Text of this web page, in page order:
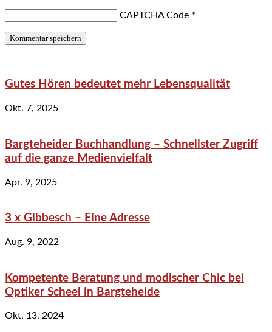
CAPTCHA Code *
Gutes Hören bedeutet mehr Lebensqualität
Okt. 7, 2025
Bargteheider Buchhandlung – Schnellster Zugriff
auf die ganze Medienvielfalt
Apr. 9, 2025
3 x Gibbesch – Eine Adresse
Aug. 9, 2022
Kompetente Beratung und modischer Chic bei
Optiker Scheel in Bargteheide
Okt. 13, 2024